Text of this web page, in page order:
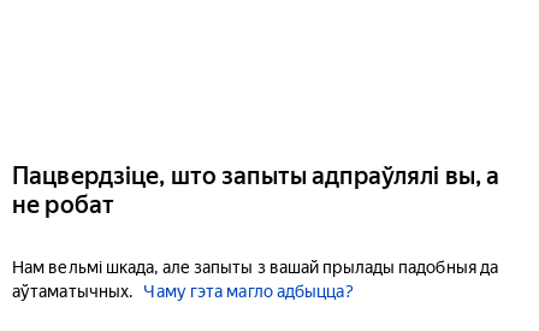
Пацвердзіце, што запыты адпраўлялі вы, а
не робат
Нам вельмі шкада, але запыты з вашай прылады падобныя да
аўтаматычных.
Чаму гэта магло адбыцца?